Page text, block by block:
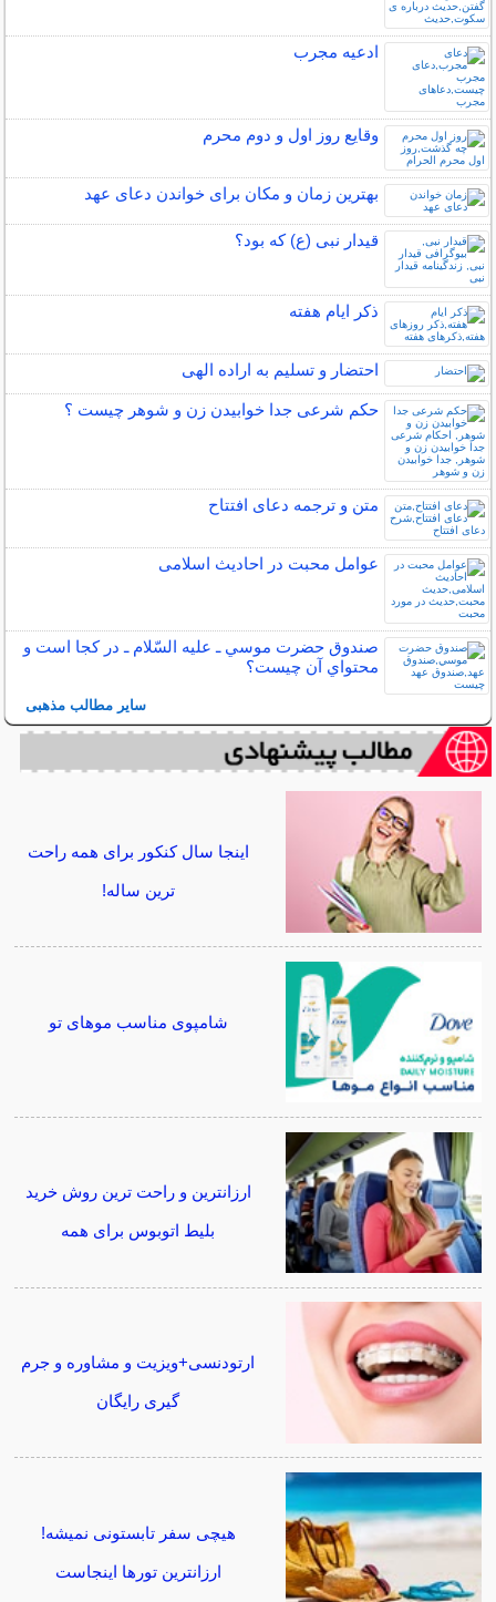
ادعیه مجرب
وقایع روز اول و دوم محرم
بهترین زمان و مکان برای خواندن دعای عهد
قیدار نبی (ع) که بود؟
ذکر ایام هفته
احتضار و تسلیم به اراده الهی
حکم شرعی جدا خوابیدن زن و شوهر چیست ؟
متن و ترجمه دعای افتتاح
عوامل محبت در احادیث اسلامى
صندوق حضرت موسي ـ عليه السّلام ـ در كجا است و
محتواي آن چيست؟
سایر مطالب مذهبی
اینجا سال کنکور برای همه راحت
ترین ساله!
شامپوی مناسب موهای تو
ارزانترین و راحت ترین روش خرید
بلیط اتوبوس برای همه
ارتودنسی+ویزیت و مشاوره و جرم
گیری رایگان
هیچی سفر تابستونی نمیشه!
ارزانترین تورها اینجاست